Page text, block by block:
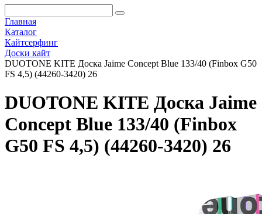
Главная
Каталог
Кайтсерфинг
Доски кайт
DUOTONE KITE Доска Jaime Concept Blue 133/40 (Finbox G50
FS 4,5) (44260-3420) 26
DUOTONE KITE Доска Jaime
Concept Blue 133/40 (Finbox
G50 FS 4,5) (44260-3420) 26